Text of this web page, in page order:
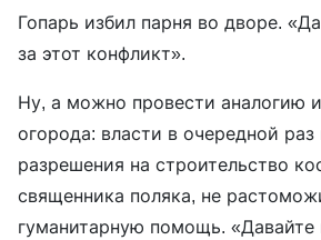
Гопарь избил парня во дворе.
за этот конфликт».
Ну, а можно провести аналогию
огорода: власти в очередной раз
разрешения на строительство
священника поляка, не
гуманитарную помощь. «Давайте